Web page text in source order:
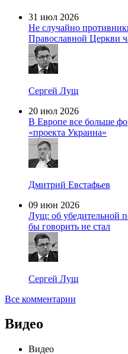
31 июл 2026
Не случайно
Православной Церкви
Сергей Лущ
20 июл 2026
В Европе все больше
«проекта Украина»
Дмитрий Евстафьев
09 июн 2026
Лущ: об убедительной
бы говорить не стал
Сергей Лущ
Все комментарии
Видео
Видео